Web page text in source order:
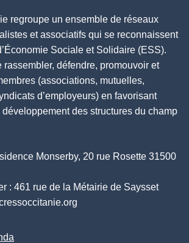
regroupe un ensemble de réseaux
et associatifs qui se reconnaissent
Sociale et Solidaire (ESS).
rassembler, défendre, promouvoir et
(associations, mutuelles,
d’employeurs) en favorisant
développement des structures du champ
Monserby, 20 rue Rosette 31500
: 461 rue de la Métairie de Saysset